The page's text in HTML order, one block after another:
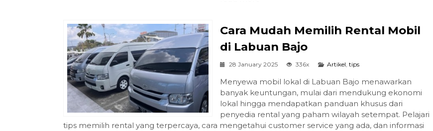
Cara Mudah Memilih Rental Mobil
di Labuan Bajo
28 January 2025 336x Artikel, tips
Menyewa mobil lokal di Labuan Bajo menawarkan
banyak keuntungan, mulai dari mendukung ekonomi
lokal hingga mendapatkan panduan khusus dari
penyedia rental yang paham wilayah setempat. Pelajari
tips memilih rental yang terpercaya, cara mengetahui customer service yang ada, dan informasi